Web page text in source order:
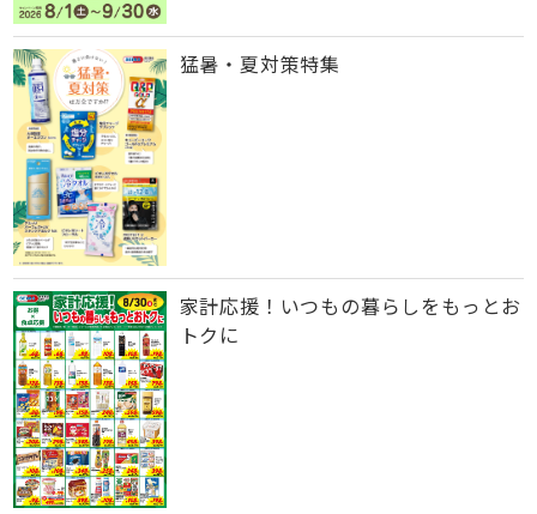
猛暑・夏対策特集
家計応援！いつもの暮らしをもっとお
トクに